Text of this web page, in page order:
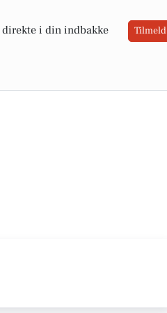
direkte i din indbakke Tilmeld